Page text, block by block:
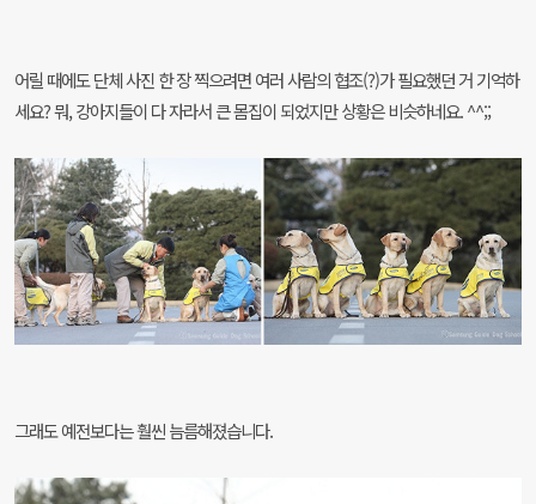
어릴 때에도 단체 사진 한 장 찍으려면 여러 사람의 협조(?)가 필요했던 거 기억하
세요? 뭐, 강아지들이 다 자라서 큰 몸집이 되었지만 상황은 비슷하네요. ^^;;
그래도 예전보다는 훨씬 늠름해졌습니다.